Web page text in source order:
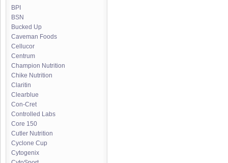
BPI
BSN
Bucked Up
Caveman Foods
Cellucor
Centrum
Champion Nutrition
Chike Nutrition
Claritin
Clearblue
Con-Cret
Controlled Labs
Core 150
Cutler Nutrition
Cyclone Cup
Cytogenix